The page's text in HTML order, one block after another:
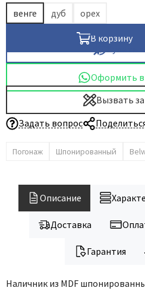
венге
дуб орех
В корзину
Оформить в
Вызвать
Задать вопрос
Погонаж Шпонированный
Описание
Доставка
Гарантия
Наличник из MDF